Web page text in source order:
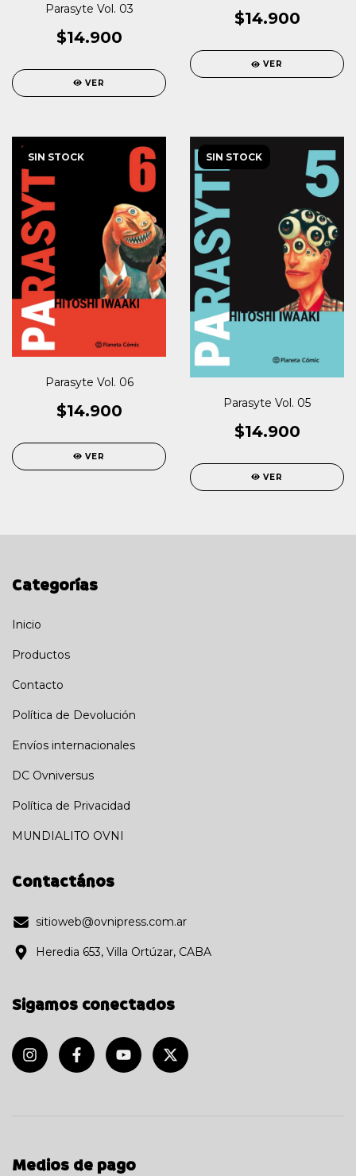
Parasyte Vol. 03
$14.900
VER
$14.900
VER
SIN STOCK
Parasyte Vol. 06
$14.900
VER
SIN STOCK
Parasyte Vol. 05
$14.900
VER
Categorías
Inicio
Productos
Contacto
Política de Devolución
Envíos internacionales
DC Ovniversus
Política de Privacidad
MUNDIALITO OVNI
Contactános
sitioweb@ovnipress.com.ar
Heredia 653, Villa Ortúzar, CABA
Sigamos conectados
Medios de pago